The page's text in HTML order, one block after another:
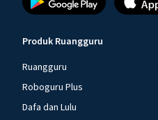
Produk Ruangguru
Ruangguru
Roboguru Plus
Dafa dan Lulu